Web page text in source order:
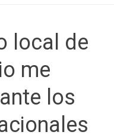
local de
me
los